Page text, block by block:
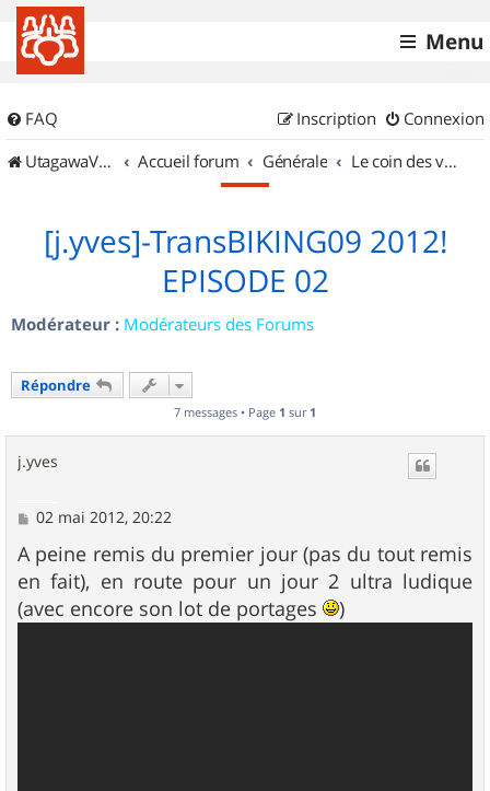
Menu
FAQ Connexion
Inscription
UtagawaVTT (Randos VTT et VTTAE avec traces GPS)
Accueil forum Générale Le coin des vidéastes
[j.yves]-TransBIKING09 2012!
EPISODE 02
Modérateur : Modérateurs des Forums
Répondre
7 messages • Page 1 sur 1
j.yves
M
s
s
a
g
e
02 mai 2012, 20:22
A peine remis du premier jour (pas du tout remis
en fait), en route pour un jour 2 ultra ludique
(avec encore son lot de portages
)